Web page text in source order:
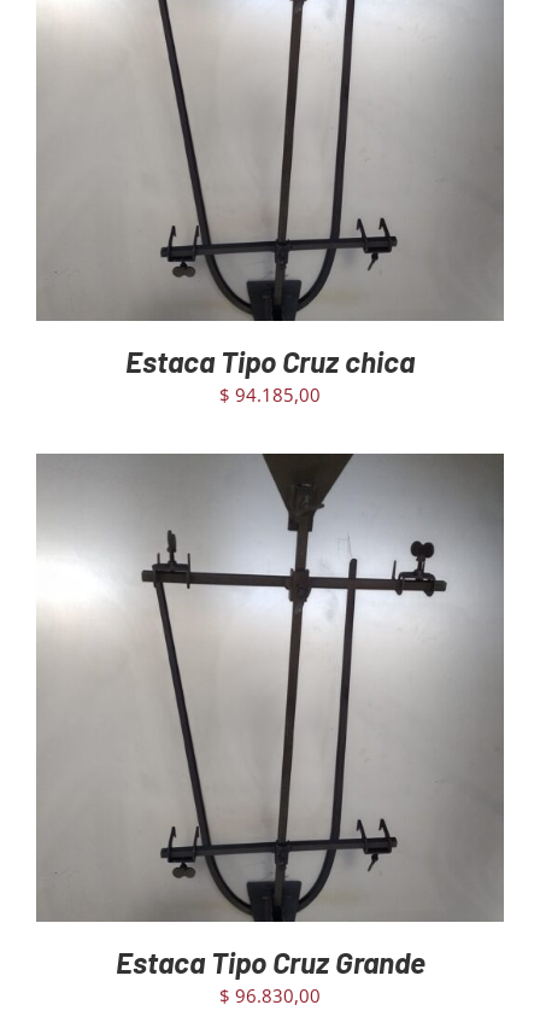
AGREGAR AL CARRITO DETAILS
Estaca Tipo Cruz chica
$ 94.185,00
AGREGAR AL CARRITO DETAILS
Estaca Tipo Cruz Grande
$ 96.830,00